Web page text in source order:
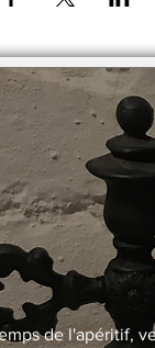
de l'apéritif,